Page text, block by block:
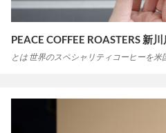
PEACE COFFEE ROASTERS 新
とは 世界のスペシャリティコーヒーを米